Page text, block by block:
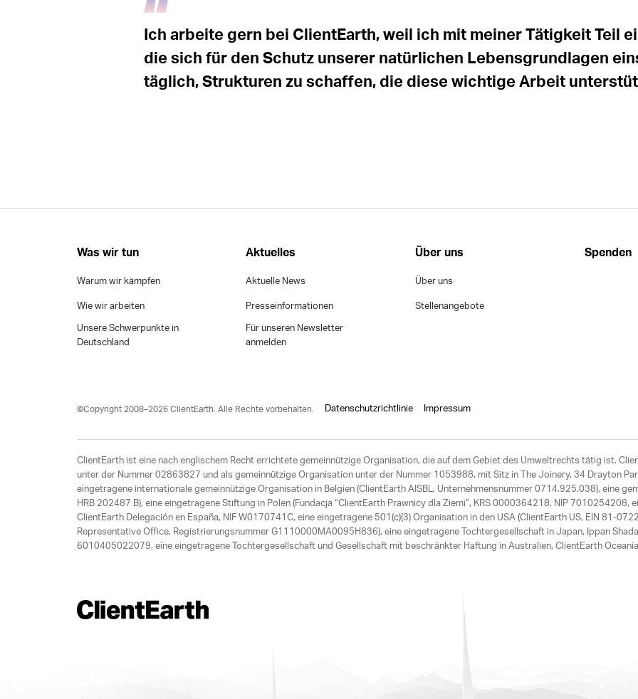
Ich arbeite gern bei ClientEarth, weil ich mit meiner Tätigkeit Teil
die sich für den Schutz unserer natürlichen Lebensgrundlagen
täglich, Strukturen zu schaffen, die diese wichtige Arbeit
Was wir tun
Warum wir kämpfen
Wie wir arbeiten
Unsere Schwerpunkte in
Deutschland
Aktuelles
Aktuelle News
Presseinformationen
Für unseren Newsletter
anmelden
Über uns
Über uns
Stellenangebote
Spenden
©Copyright 2008–2026 ClientEarth. Alle Rechte vorbehalten. Datenschutzrichtlinie Impressum
ClientEarth ist eine nach englischem Recht errichtete gemeinnützige Organisation, die auf dem Gebiet des Umweltrechts tätig ist.
unter der Nummer 02863827 und als gemeinnützige Organisation unter der Nummer 1053988, mit Sitz in The Joinery, 34 Drayton
eingetragene internationale gemeinnützige Organisation in Belgien (ClientEarth AISBL, Unternehmensnummer 0714.925.038), eine
HRB 202487 B), eine eingetragene Stiftung in Polen (Fundacja “ClientEarth Prawnicy dla Ziemi”, KRS 0000364218, NIP 7010254208,
ClientEarth Delegación en España, NIF W0170741C, eine eingetragene 501(c)(3) Organisation in den USA (ClientEarth US, EIN 81-
Representative Office, Registrierungsnummer G1110000MA0095H836), eine eingetragene Tochtergesellschaft in Japan, Ippan
6010405022079, eine eingetragene Tochtergesellschaft und Gesellschaft mit beschränkter Haftung in Australien, ClientEarth